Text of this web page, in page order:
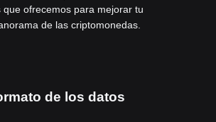
que ofrecemos para mejorar tu
de las criptomonedas.
de los datos